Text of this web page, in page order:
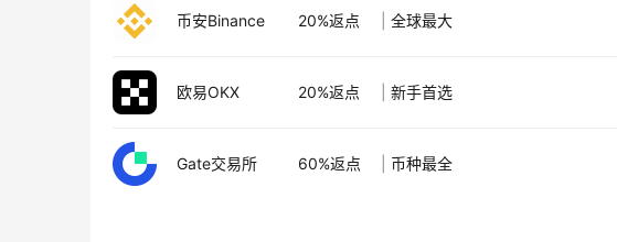
币安Binance 20%返点 全球最大
欧易OKX 20%返点 新手首选
Gate交易所 60%返点 币种最全